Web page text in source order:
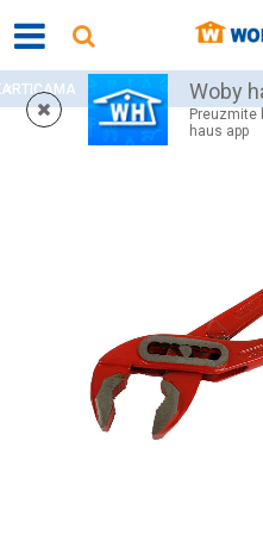
Woby
Preuzmite
haus app
WOBY